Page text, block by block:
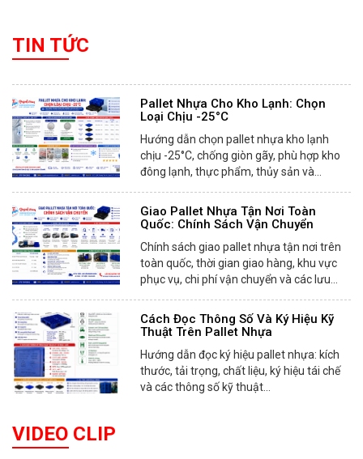
TIN TỨC
Pallet Nhựa Cho Kho Lạnh: Chọn
Loại Chịu -25°C
Hướng dẫn chọn pallet nhựa kho lạnh
chịu -25°C, chống giòn gãy, phù hợp kho
đông lạnh, thực phẩm, thủy sản và...
Giao Pallet Nhựa Tận Nơi Toàn
Quốc: Chính Sách Vận Chuyển
Chính sách giao pallet nhựa tận nơi trên
toàn quốc, thời gian giao hàng, khu vực
phục vụ, chi phí vận chuyển và các lưu...
Cách Đọc Thông Số Và Ký Hiệu Kỹ
Thuật Trên Pallet Nhựa
Hướng dẫn đọc ký hiệu pallet nhựa: kích
thước, tải trọng, chất liệu, ký hiệu tái chế
và các thông số kỹ thuật...
VIDEO CLIP